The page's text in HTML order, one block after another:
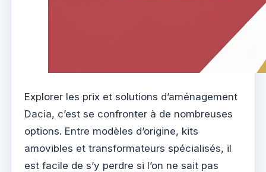
Explorer les prix et solutions d’aménagement
Dacia, c’est se confronter à de nombreuses
options. Entre modèles d’origine, kits
amovibles et transformateurs spécialisés, il
est facile de s’y perdre si l’on ne sait pas